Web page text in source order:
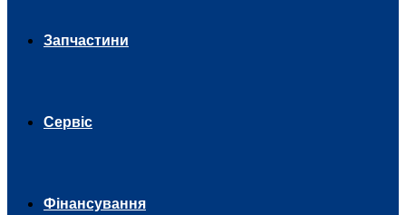
Запчастини
Сервіс
Фінансування